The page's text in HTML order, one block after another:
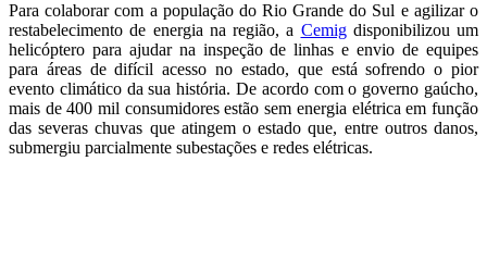
Para colaborar com a população do Rio Grande do Sul e agilizar o
restabelecimento de energia na região, a Cemigdisponibilizou um
helicóptero para ajudar na inspeção de linhas e envio de equipes
para áreas de difícil acesso no estado, que está sofrendo o pior
evento climático da sua história. De acordo com o governo gaúcho,
mais de 400 mil consumidores estão sem energia elétrica em função
das severas chuvas que atingem o estado que, entre outros danos,
submergiu parcialmente subestações e redes elétricas.